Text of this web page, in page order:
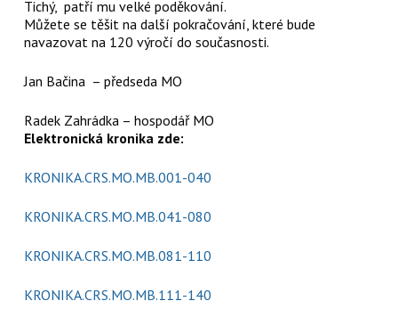
Tichý, patří mu velké poděkování.
Můžete se těšit na další pokračování, které bude
navazovat na 120 výročí do současnosti.
Jan Bačina – předseda MO
Radek Zahrádka – hospodář MO
Elektronická kronika zde:
KRONIKA.CRS.MO.MB.001-040
KRONIKA.CRS.MO.MB.041-080
KRONIKA.CRS.MO.MB.081-110
KRONIKA.CRS.MO.MB.111-140